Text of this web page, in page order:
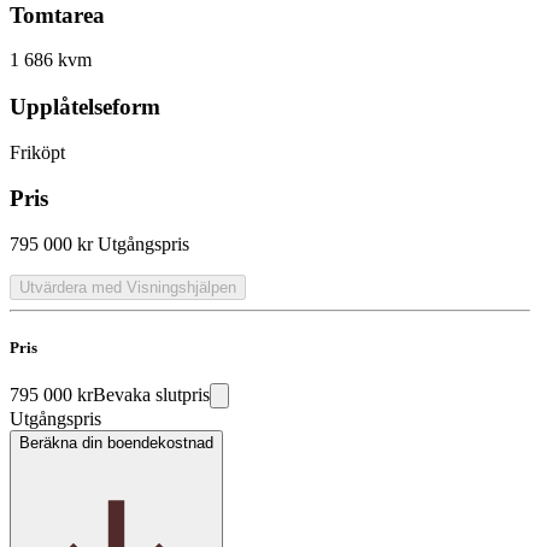
Tomtarea
1 686 kvm
Upplåtelseform
Friköpt
Pris
795 000 kr Utgångspris
Utvärdera med Visningshjälpen
Pris
795 000 krBevaka slutpris
Utgångspris
Beräkna din boendekostnad